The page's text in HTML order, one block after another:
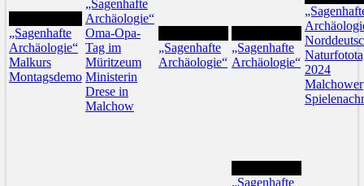
„Sagenhafte
Archäologie“
Malkurs
Montagsdemo
„Sagenhafte
Archäologie“
Oma-Opa-
Tag im
Müritzeum
Ministerin
Drese in
Malchow
„Sagenhafte
Archäologie“
„Sagenhafte
Archäologie“
2024
Malchower
„Sagenhafte